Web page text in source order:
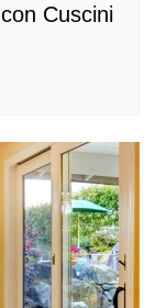
Cuscini